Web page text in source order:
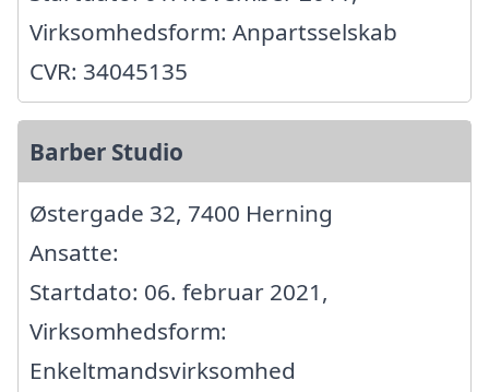
Virksomhedsform: Anpartsselskab
CVR: 34045135
Barber Studio
Østergade 32, 7400 Herning
Ansatte:
Startdato: 06. februar 2021,
Virksomhedsform:
Enkeltmandsvirksomhed